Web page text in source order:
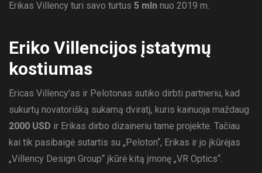
Erikas Villency turi savo turtus 5 mln nuo 2019 m.
Eriko Villencijos įstatymų
kostiumas
Ericas Villency'as ir Pelotonas sutiko dirbti partneriu, kad
sukurtų novatorišką sukamą dviratį, kuris kainuoja maždaug
2000 USD ir Erikas dirbo dizaineriu tame projekte. Tačiau
kai tik pasibaigė sutartis su „Peloton“, Erikas ir jo įkūrėjas
„Villency Design Group“ įkūrė kitą įmonę „VR Optics“.